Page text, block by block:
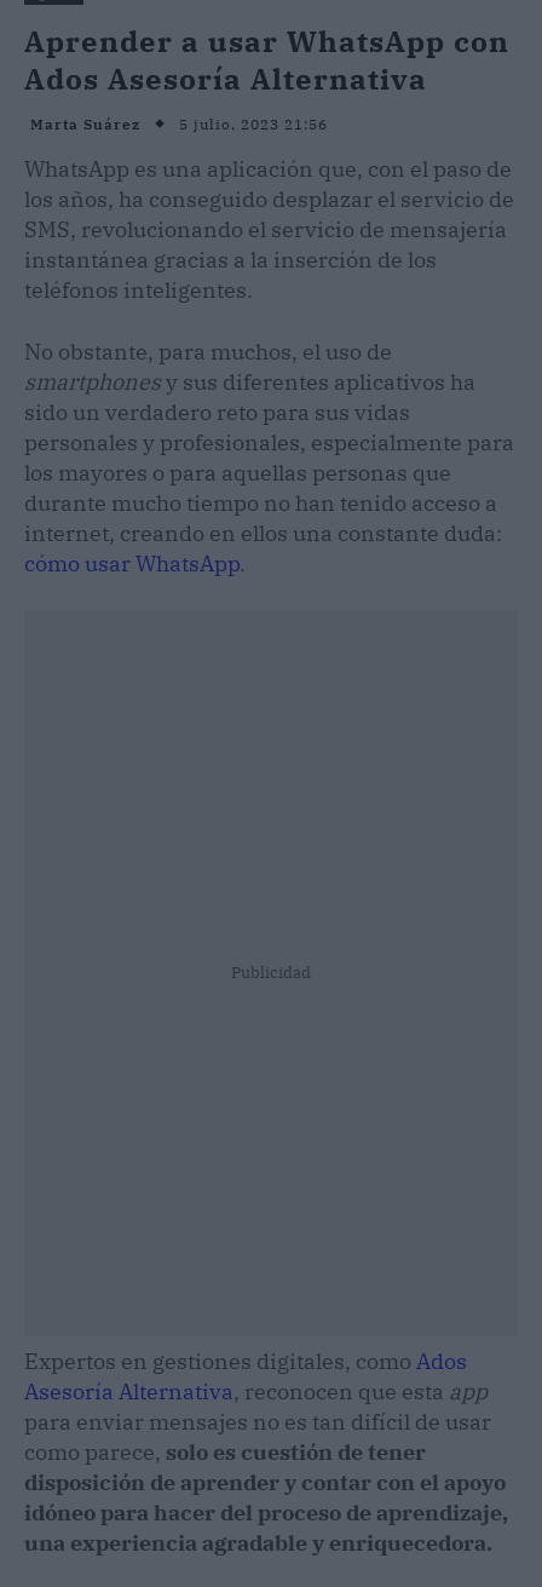
Aprender a usar WhatsApp con
Ados Asesoría Alternativa
Marta Suárez 5 julio, 2023 21:56
WhatsApp es una aplicación que, con el paso de
los años, ha conseguido desplazar el servicio de
SMS, revolucionando el servicio de mensajería
instantánea gracias a la inserción de los
teléfonos inteligentes.
No obstante, para muchos, el uso de
smartphonesy sus diferentes aplicativos ha
sido un verdadero reto para sus vidas
personales y profesionales, especialmente para
los mayores o para aquellas personas que
durante mucho tiempo no han tenido acceso a
internet, creando en ellos una constante duda:
cómo usar WhatsApp.
Publicidad
Expertos en gestiones digitales, como Ados
Asesoría Alternativa, reconocen que esta app
para enviar mensajes no es tan difícil de usar
como parece, solo es cuestión de tener
disposición de aprender y contar con el apoyo
idóneo para hacer del proceso de aprendizaje,
una experiencia agradable y enriquecedora.